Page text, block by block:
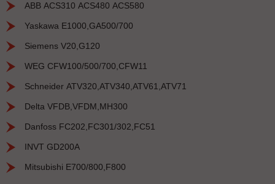
ABB ACS310 ACS480 ACS580
Yaskawa E1000,GA500/700
Siemens V20,G120
WEG CFW100/500/700,CFW11
Schneider ATV320,ATV340,ATV61,ATV71
Delta VFDB,VFDM,MH300
Danfoss FC202,FC301/302,FC51
INVT GD200A
Mitsubishi E700/800,F800